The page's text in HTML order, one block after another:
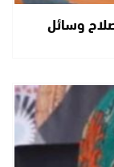
وسائل